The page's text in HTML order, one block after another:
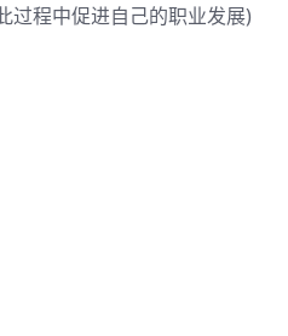
过程中促进自己的职业发展)